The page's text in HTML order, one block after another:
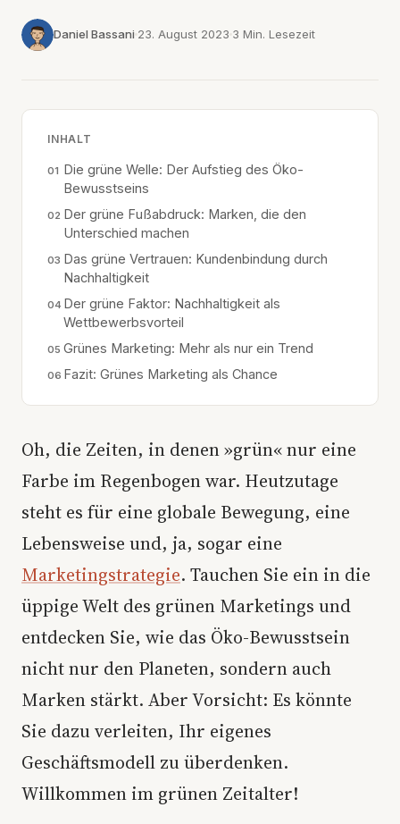
Daniel Bassani 23. August 2023 3 Min. Lesezeit
INHALT
Die grüne Welle: Der Aufstieg des Öko-
Bewusstseins
Der grüne Fußabdruck: Marken, die den
Unterschied machen
Das grüne Vertrauen: Kundenbindung durch
Nachhaltigkeit
Der grüne Faktor: Nachhaltigkeit als
Wettbewerbsvorteil
Grünes Marketing: Mehr als nur ein Trend
Fazit: Grünes Marketing als Chance
Oh, die Zeiten, in denen »grün« nur eine
Farbe im Regenbogen war. Heutzutage
steht es für eine globale Bewegung, eine
Lebensweise und, ja, sogar eine
Marketingstrategie. Tauchen Sie ein in die
üppige Welt des grünen Marketings und
entdecken Sie, wie das Öko-Bewusstsein
nicht nur den Planeten, sondern auch
Marken stärkt. Aber Vorsicht: Es könnte
Sie dazu verleiten, Ihr eigenes
Geschäftsmodell zu überdenken.
Willkommen im grünen Zeitalter!